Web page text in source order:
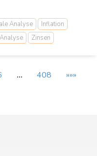
Analyse
Inflation
Zinsen
… 408 »»»